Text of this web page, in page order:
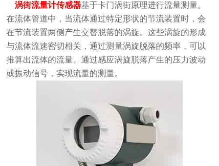
涡街流量计传感器基于卡门涡街原理进行流量测量。
在流体管道中，当流体通过特定形状的节流装置时，会
在节流装置两侧产生交替脱落的涡旋。这些涡旋的形成
与流体流速密切相关，通过测量涡旋脱落的频率，可以
推算出流体的流量。通过感应涡旋脱落产生的压力波动
或振动信号，实现流量的测量。